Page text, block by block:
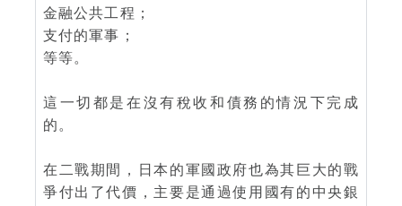
金融公共工程；
支付的軍事；
等等。
這一切都是在沒有稅收和債務的情況下完成
的。
在二戰期間，日本的軍國政府也為其巨大的戰
爭付出了代價，主要是通過使用國有的中央銀